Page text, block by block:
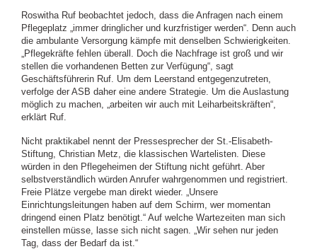
Roswitha Ruf beobachtet jedoch, dass die Anfragen nach einem
Pflegeplatz „immer dringlicher und kurzfristiger werden“. Denn auch
die ambulante Versorgung kämpfe mit denselben Schwierigkeiten.
„Pflegekräfte fehlen überall. Doch die Nachfrage ist groß und wir
stellen die vorhandenen Betten zur Verfügung“, sagt
Geschäftsführerin Ruf. Um dem Leerstand entgegenzutreten,
verfolge der ASB daher eine andere Strategie. Um die Auslastung
möglich zu machen, „arbeiten wir auch mit Leiharbeitskräften“,
erklärt Ruf.
Nicht praktikabel nennt der Pressesprecher der St.-Elisabeth-
Stiftung, Christian Metz, die klassischen Wartelisten. Diese
würden in den Pflegeheimen der Stiftung nicht geführt. Aber
selbstverständlich würden Anrufer wahrgenommen und registriert.
Freie Plätze vergebe man direkt wieder. „Unsere
Einrichtungsleitungen haben auf dem Schirm, wer momentan
dringend einen Platz benötigt.“ Auf welche Wartezeiten man sich
einstellen müsse, lasse sich nicht sagen. „Wir sehen nur jeden
Tag, dass der Bedarf da ist.“